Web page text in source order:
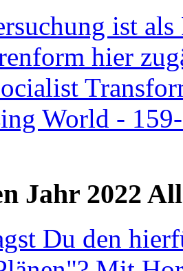
ist
hier
World -
Jahr 2022
Du den